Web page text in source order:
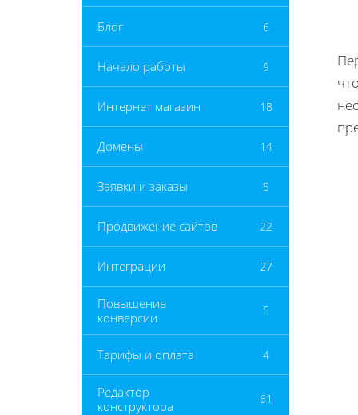
Блог 6
Начало работы 9
Интернет магазин 18
Домены 14
Заявки и заказы 5
Продвижение сайтов 22
Интеграции 27
Повышение
конверсии
5
Тарифы и оплата 4
Редактор
конструктора
61